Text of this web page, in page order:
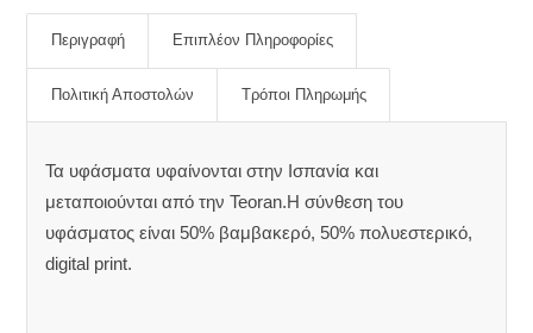
Περιγραφή Επιπλέον Πληροφορίες
Πολιτική Αποστολών Τρόποι Πληρωμής
Τα υφάσματα υφαίνονται στην Ισπανία και
μεταποιούνται από την Teoran.Η σύνθεση του
υφάσματος είναι 50% βαμβακερό, 50% πολυεστερικό,
digital print.